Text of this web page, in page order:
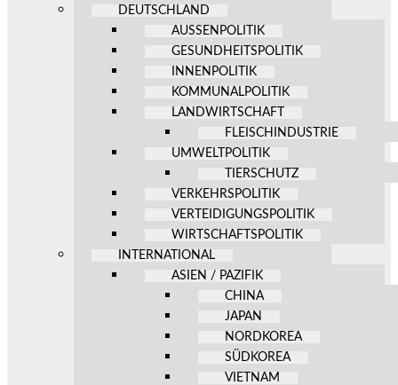
DEUTSCHLAND
AUSSENPOLITIK
GESUNDHEITSPOLITIK
INNENPOLITIK
KOMMUNALPOLITIK
LANDWIRTSCHAFT
FLEISCHINDUSTRIE
UMWELTPOLITIK
TIERSCHUTZ
VERKEHRSPOLITIK
VERTEIDIGUNGSPOLITIK
WIRTSCHAFTSPOLITIK
INTERNATIONAL
ASIEN / PAZIFIK
CHINA
JAPAN
NORDKOREA
SÜDKOREA
VIETNAM